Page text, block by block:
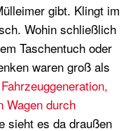
gibt. Klingt im
Wohin schließlich
Taschentuch oder
waren groß als
Wagen durch
sieht es da draußen